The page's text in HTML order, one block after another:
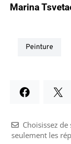
Marina
peinture
Choisissez
seulement les